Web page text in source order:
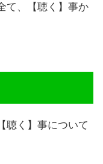
て、【聴く】事か
聴く】事について